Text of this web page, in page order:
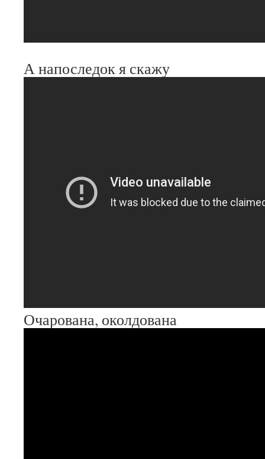
А напоследок я скажу
Очарована, околдована